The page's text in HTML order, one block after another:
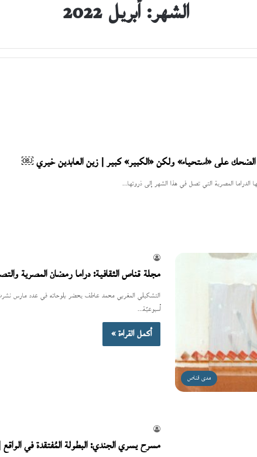
الشهر:أبريل 2022
المصرية التي تصل في هذا الشهر إلى ذروتها…
مدى قناص
مجلة قناص الثقافية: دراما رمضان المصرية
التشكيلي المغربي محمد عاطف يحضر بلوحاته في عدد مارس نشرت
أسبوعيّة…
أكمل القراءة »
مسرح يسري الجندي: البطولة المُفتقدة في